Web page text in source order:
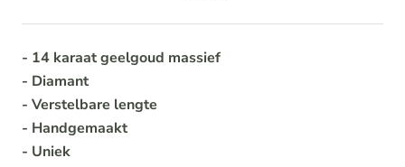
- 14 karaat geelgoud massief
- Diamant
- Verstelbare lengte
- Handgemaakt
- Uniek